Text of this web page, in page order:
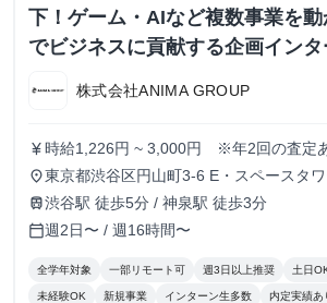
下！ゲーム・AIなど複数事業を
でビジネスに貢献する企画インタ
株式会社ANIMA GROUP
currency_yen 時給1,226円 ~ 3,000円 ※年2回の査定
place東京都渋谷区円山町3-6 E・スペースタ
train渋谷駅 徒歩5分 / 神泉駅 徒歩3分
calendar_today週2日〜 / 週16時間〜
全学年対象 一部リモート可 週3日以上推奨 土日
未経験OK 新規事業 インターン生多数 内定実績あ